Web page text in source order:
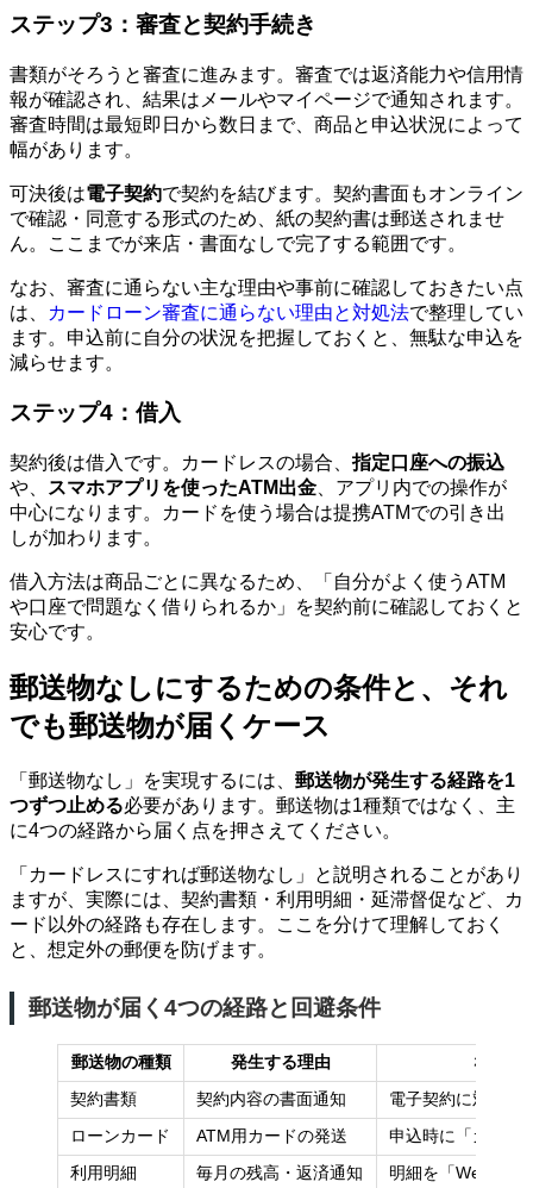
ステップ3：審査と契約手続き
書類がそろうと審査に進みます。審査では返済能力や信用情
報が確認され、結果はメールやマイページで通知されます。
審査時間は最短即日から数日まで、商品と申込状況によって
幅があります。
可決後は電子契約で契約を結びます。契約書面もオンライン
で確認・同意する形式のため、紙の契約書は郵送されませ
ん。ここまでが来店・書面なしで完了する範囲です。
なお、審査に通らない主な理由や事前に確認しておきたい点
は、
カードローン審査に通らない理由と対処法で整理してい
ます。申込前に自分の状況を把握しておくと、無駄な申込を
減らせます。
ステップ4：借入
契約後は借入です。カードレスの場合、指定口座への振込
や、
スマホアプリを使ったATM出金 、アプリ内での操作が
中心になります。カードを使う場合は提携ATMでの引き出
しが加わります。
借入方法は商品ごとに異なるため、「自分がよく使うATM
や口座で問題なく借りられるか」を契約前に確認しておくと
安心です。
郵送物なしにするための条件と、それ
でも郵送物が届くケース
「郵送物なし」を実現するには、 郵送物が発生する経路を1
つずつ止める必要があります。郵送物は1種類ではなく、主
に4つの経路から届く点を押さえてください。
「カードレスにすれば郵送物なし」と説明されることがあり
ますが、実際には、契約書類・利用明細・延滞督促など、カ
ード以外の経路も存在します。ここを分けて理解しておく
と、想定外の郵便を防げます。
郵送物が届く4つの経路と回避条件
郵送物の種類 発生する理由 なくす
契約書類 契約内容の書面通知 電子契約に対応し
ローンカード ATM用カードの発送 申込時に「カード
利用明細 毎月の残高・返済通知 明細を「Web交付